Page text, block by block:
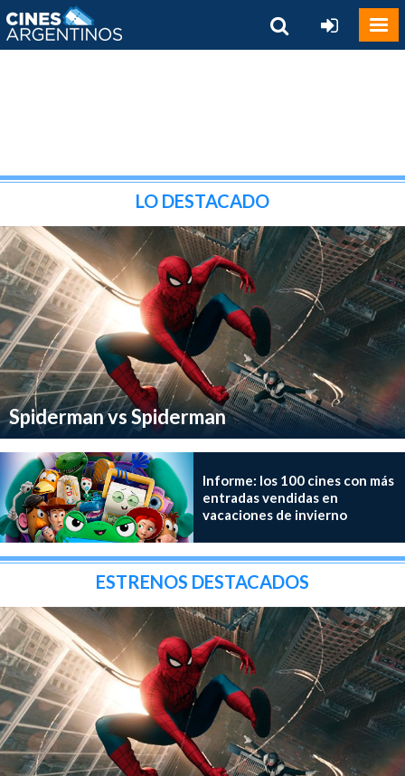
LO DESTACADO
Spiderman vs Spiderman
Informe: los 100 cines con más
entradas vendidas en
vacaciones de invierno
ESTRENOS DESTACADOS